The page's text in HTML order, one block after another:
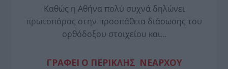
Καθώς η Αθήνα πολύ συχνά δηλώνει
πρωτοπόρος στην προσπάθεια διάσωσης του
ορθόδοξου στοιχείου και…
ΓΡΑΦΕΙ Ο ΠΕΡΙΚΛΗΣ ΝΕΑΡΧΟΥ